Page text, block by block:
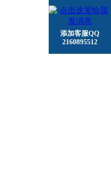
添加客服QQ
2160895512